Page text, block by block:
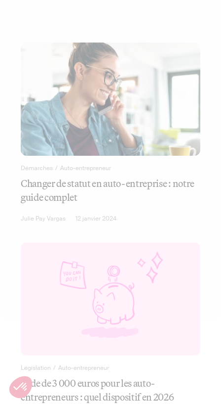
Démarches / Auto-entrepreneur
Changer de statut en auto-entreprise : notre
guide complet
Julie Pay Vargas 12 janvier 2024
Législation / Auto-entrepreneur
Aide de 3 000 euros pour les auto-
entrepreneurs : quel dispositif en 2026